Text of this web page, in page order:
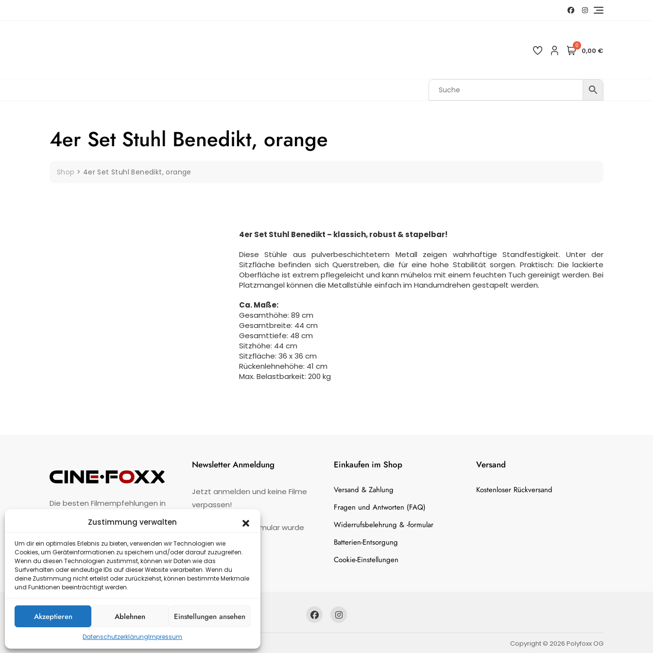
Zustimmung verwalten
Um dir ein optimales Erlebnis zu bieten, verwenden wir Technologien wie
Cookies, um Geräteinformationen zu speichern und/oder darauf zuzugreifen.
Wenn du diesen Technologien zustimmst, können wir Daten wie das
Surfverhalten oder eindeutige IDs auf dieser Website verarbeiten. Wenn du
deine Zustimmung nicht erteilst oder zurückziehst, können bestimmte Merkmale
und Funktionen beeinträchtigt werden.
Akzeptieren Ablehnen Einstellungen ansehen
DatenschutzerklärungImpressum
0
0,00 €
4er Set Stuhl Benedikt, orange
Shop > 4er Set Stuhl Benedikt, orange
4er Set Stuhl Benedikt – klassich, robust & stapelbar!
Diese Stühle aus pulverbeschichtetem Metall zeigen wahrhaftige Standfestigkeit. Unter der
Sitzfläche befinden sich Querstreben, die für eine hohe Stabilität sorgen. Praktisch: Die lackierte
Oberfläche ist extrem pflegeleicht und kann mühelos mit einem feuchten Tuch gereinigt werden. Bei
Platzmangel können die Metallstühle einfach im Handumdrehen gestapelt werden.
Ca. Maße:
Gesamthöhe: 89 cm
Gesamtbreite: 44 cm
Gesamttiefe: 48 cm
Sitzhöhe: 44 cm
Sitzfläche: 36 x 36 cm
Rückenlehnehöhe: 41 cm
Max. Belastbarkeit: 200 kg
Die besten Filmempfehlungen in
Unternehmen · Impressum · Kontakt
Newsletter Anmeldung
Jetzt anmelden und keine Filme
verpassen!
Kontaktformular wurde
nicht gefunden.
Einkaufen im Shop
Versand & Zahlung
Fragen und Antworten (FAQ)
Widerrufsbelehrung & -formular
Batterien-Entsorgung
Cookie-Einstellungen
Versand
Kostenloser Rückversand
Copyright © 2026 Polyfoxx OG